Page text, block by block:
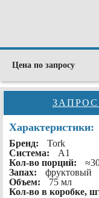
Цена по запросу
Характеристики:
Бренд:
Tork
Система:
А1
Кол-во порций:
Запах:
фруктовый
Объем:
75 мл
Кол-во в коробке,